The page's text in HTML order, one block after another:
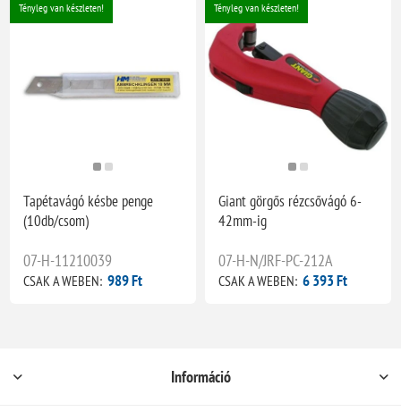
Tényleg van készleten!
Tapétavágó késbe penge
(10db/csom)
07-H-11210039
CSAK A WEBEN: 989 Ft
Tényleg van készleten!
Giant görgős rézcsővágó 6-
42mm-ig
07-H-N/JRF-PC-212A
CSAK A WEBEN: 6 393 Ft
Információ